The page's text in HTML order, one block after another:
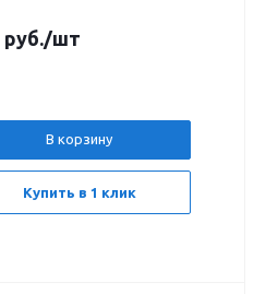
руб./шт
В корзину
Купить в 1 клик